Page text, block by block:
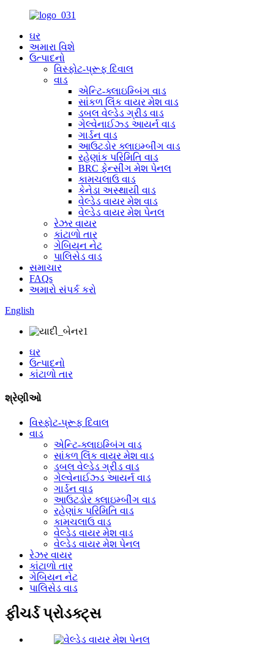
ઘર
અમારા વિશે
ઉત્પાદનો
વિસ્ફોટ-પ્રૂફ દિવાલ
વાડ
એન્ટિ-ક્લાઇમ્બિંગ વાડ
સાંકળ લિંક વાયર મેશ વાડ
ડબલ વેલ્ડેડ ગ્રીડ વાડ
ગેલ્વેનાઈઝ્ડ આયર્ન વાડ
ગાર્ડન વાડ
આઉટડોર ક્લાઇમ્બીંગ વાડ
રહેણાંક પરિમિતિ વાડ
BRC ફેન્સીંગ મેશ પેનલ
કામચલાઉ વાડ
કેનેડા અસ્થાયી વાડ
વેલ્ડેડ વાયર મેશ વાડ
વેલ્ડેડ વાયર મેશ પેનલ
રેઝર વાયર
કાંટાળો તાર
ગેબિયન નેટ
પાલિસેડ વાડ
સમાચાર
FAQs
અમારો સંપર્ક કરો
English
ઘર
ઉત્પાદનો
કાંટાળો તાર
શ્રેણીઓ
વિસ્ફોટ-પ્રૂફ દિવાલ
વાડ
એન્ટિ-ક્લાઇમ્બિંગ વાડ
સાંકળ લિંક વાયર મેશ વાડ
ડબલ વેલ્ડેડ ગ્રીડ વાડ
ગેલ્વેનાઈઝ્ડ આયર્ન વાડ
ગાર્ડન વાડ
આઉટડોર ક્લાઇમ્બીંગ વાડ
રહેણાંક પરિમિતિ વાડ
કામચલાઉ વાડ
વેલ્ડેડ વાયર મેશ વાડ
વેલ્ડેડ વાયર મેશ પેનલ
રેઝર વાયર
કાંટાળો તાર
ગેબિયન નેટ
પાલિસેડ વાડ
ફીચર્ડ પ્રોડક્ટ્સ